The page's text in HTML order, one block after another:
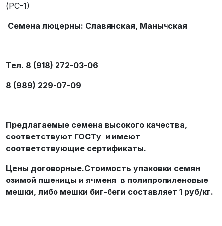
(РС-1)
Семена люцерны: Славянская, Манычская
Тел. 8 (918) 272-03-06
8 (989) 229-07-09
Предлагаемые семена высокого качества,
соответствуют ГОСТу и имеют
соответствующие сертификаты.
Цены договорные.Стоимость упаковки семян
озимой пшеницы и ячменя в полипропиленовые
мешки, либо мешки биг-беги составляет 1 руб/кг.